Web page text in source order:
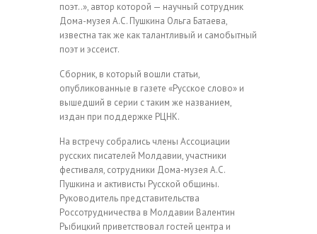
поэт..», автор которой — научный сотрудник
Дома-музея А.С. Пушкина Ольга Батаева,
известна так же как талантливый и самобытный
поэт и эссеист.
Сборник, в который вошли статьи,
опубликованные в газете «Русское слово» и
вышедший в серии с таким же названием,
издан при поддержке РЦНК.
На встречу собрались члены Ассоциации
русских писателей Молдавии, участники
фестиваля, сотрудники Дома-музея А.С.
Пушкина и активисты Русской общины.
Руководитель представительства
Россотрудничества в Молдавии Валентин
Рыбицкий приветствовал гостей центра и